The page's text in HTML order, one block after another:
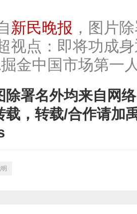
新民晚报 ，图片
视点：即将功成
金中国市场第一
除署名外均来自网
载，转载/合作请加